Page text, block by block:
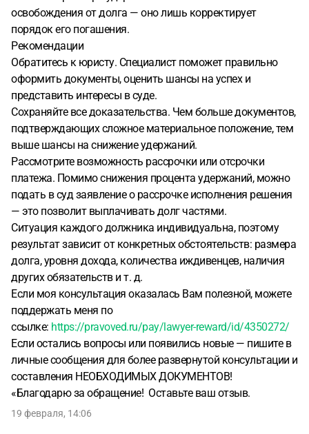
освобождения от долга — оно лишь корректирует
порядок его погашения.
Рекомендации
Обратитесь к юристу. Специалист поможет правильно
оформить документы, оценить шансы на успех и
представить интересы в суде.
Сохраняйте все доказательства. Чем больше документов,
подтверждающих сложное материальное положение, тем
выше шансы на снижение удержаний.
Рассмотрите возможность рассрочки или отсрочки
платежа. Помимо снижения процента удержаний, можно
подать в суд заявление о рассрочке исполнения решения
— это позволит выплачивать долг частями.
Ситуация каждого должника индивидуальна, поэтому
результат зависит от конкретных обстоятельств: размера
долга, уровня дохода, количества иждивенцев, наличия
других обязательств и т. д.
Если моя консультация оказалась Вам полезной, можете
поддержать меня по
ссылке: https://pravoved.ru/pay/lawyer-reward/id/4350272/
Если остались вопросы или появились новые — пишите в
личные сообщения для более развернутой консультации и
составления НЕОБХОДИМЫХ ДОКУМЕНТОВ!
«Благодарю за обращение! Оставьте ваш отзыв.
19 февраля, 14:06